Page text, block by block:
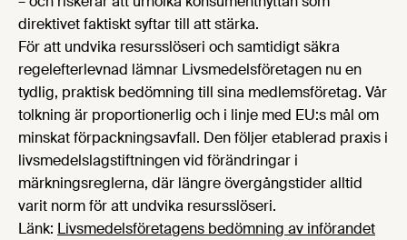
direktivet faktiskt syftar till att stärka.
För att undvika resursslöseri och samtidigt säkra
regelefterlevnad lämnar Livsmedelsföretagen nu en
tydlig, praktisk bedömning till sina medlemsföretag. Vår
tolkning är proportionerlig och i linje med EU:s mål om
minskat förpackningsavfall. Den följer etablerad praxis i
livsmedelslagstiftningen vid förändringar i
märkningsreglerna, där längre övergångstider alltid
varit norm för att undvika resursslöseri.
Länk: Livsmedelsföretagens bedömning av införandet